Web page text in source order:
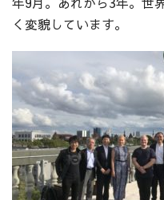
く変貌しています。